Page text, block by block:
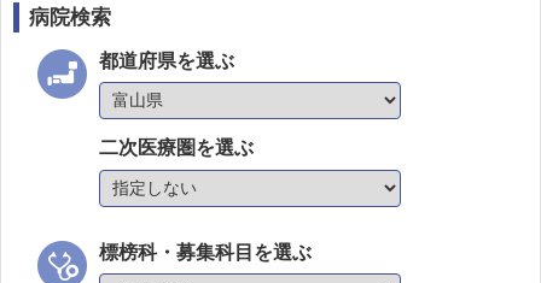
病院検索
都道府県を選ぶ
二次医療圏を選ぶ
標榜科・募集科目を選ぶ